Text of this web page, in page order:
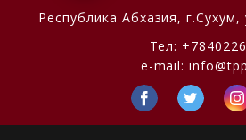
Республика Абхазия,
Тел:
e-mail: